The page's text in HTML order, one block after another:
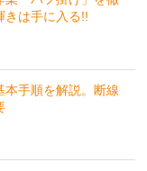
きは手に入る!!
本手順を解説。断線